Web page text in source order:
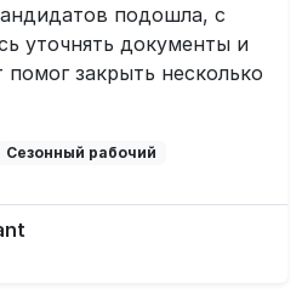
подошла, с
уточнять документы и
закрыть несколько
Сезонный рабочий